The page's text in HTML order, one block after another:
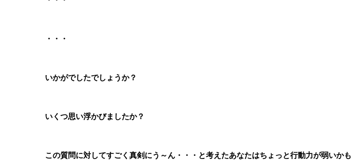
・・・
いかがでしたでしょうか？
いくつ思い浮かびましたか？
この質問に対してすごく真剣にう～ん・・・と考えたあなたはちょっと行動力が弱いかも